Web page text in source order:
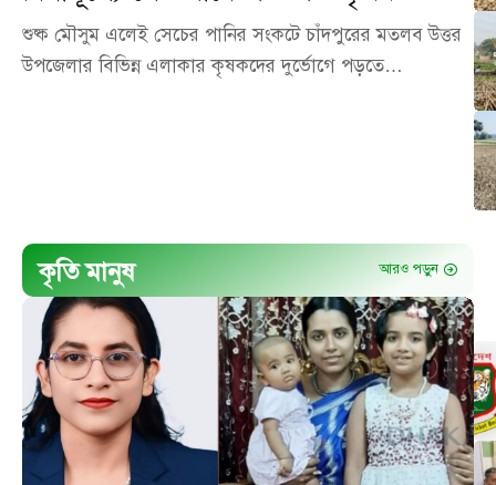
শুষ্ক মৌসুম এলেই সেচের পানির সংকটে চাঁদপুরের মতলব উত্তর
উপজেলার বিভিন্ন এলাকার কৃষকদের দুর্ভোগে পড়তে…
কৃতি মানুষ আরও পড়ুন